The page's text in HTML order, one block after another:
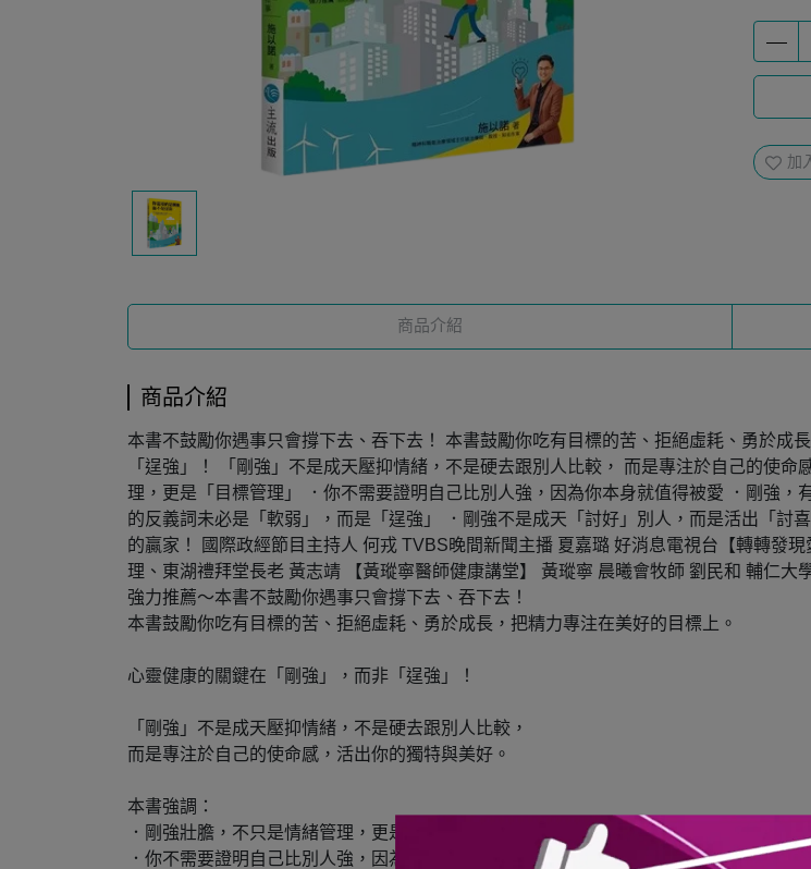
加
商品介紹
商品介紹
本書不鼓勵你遇事只會撐下去、吞下去！ 本書鼓勵你吃有目標的苦、拒絕虛耗、勇於成
「逞強」！ 「剛強」不是成天壓抑情緒，不是硬去跟別人比較， 而是專注於自己的使
理，更是「目標管理」 ．你不需要證明自己比別人強，因為你本身就值得被愛 ．剛強
的反義詞未必是「軟弱」，而是「逞強」 ．剛強不是成天「討好」別人，而是活出「討
的贏家！ 國際政經節目主持人 何戎 TVBS晚間新聞主播 夏嘉璐 好消息電視台【轉轉發
理、東湖禮拜堂長老 黃志靖 【黃瑽寧醫師健康講堂】 黃瑽寧 晨曦會牧師 劉民和 輔仁大
強力推薦～本書不鼓勵你遇事只會撐下去、吞下去！
本書鼓勵你吃有目標的苦、拒絕虛耗、勇於成長，把精力專注在美好的目標上。
心靈健康的關鍵在「剛強」，而非「逞強」！
「剛強」不是成天壓抑情緒，不是硬去跟別人比較，
而是專注於自己的使命感，活出你的獨特與美好。
本書強調：
．剛強壯膽，不只是情緒管理，更是「目標管理」
．你不需要證明自己比別人強，因為你本身就值得被愛